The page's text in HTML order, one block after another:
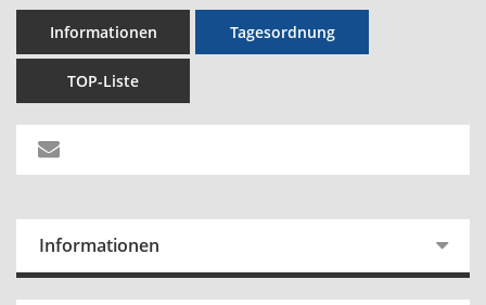
Informationen Tagesordnung
TOP-Liste
Informationen